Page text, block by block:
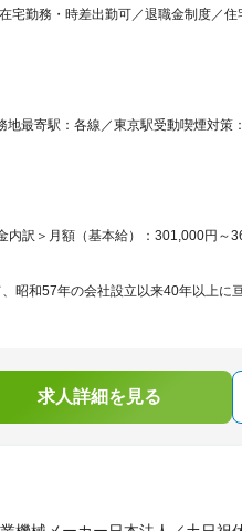
宅勤務・時差出勤可／退職金制度／
最寄駅：各線／東京駅受動喫煙対策
内訳＞月額（基本給）：301,000円～
昭和57年の会社設立以来40年以上に
求人詳細を見る